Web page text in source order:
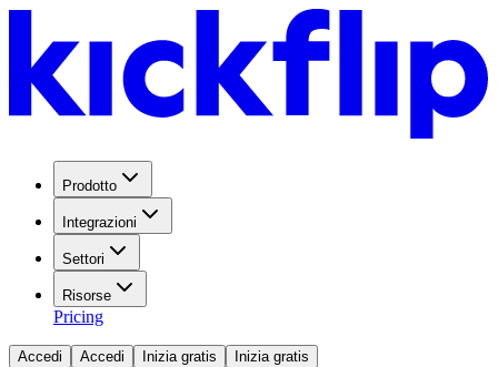
Prodotto
Integrazioni
Settori
Risorse
Pricing
Accedi Accedi Inizia gratis
Inizia gratis